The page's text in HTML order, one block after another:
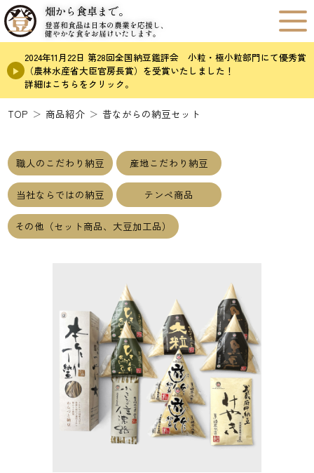
畑から食卓まで。
登喜和食品は日本の農業を応援し、
健やかな食をお届けいたします。
2024年11月22日 第28回全国納豆鑑評会 小粒・極小粒部門にて優秀賞
（農林水産省大臣官房長賞）を受賞いたしました！
詳細はこちらをクリック。
TOP 商品紹介 昔ながらの納豆セット
職人のこだわり納豆 産地こだわり納豆
当社ならではの納豆 テンペ商品
その他（セット商品、大豆加工品）